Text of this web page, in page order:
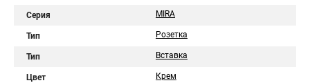
Серия MIRA
Тип Розетка
Тип Вставка
Цвет Крем